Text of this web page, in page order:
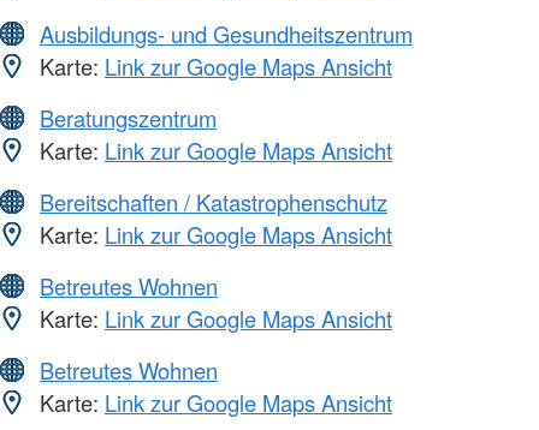
Ausbildungs- und Gesundheitszentrum
Karte: Link zur Google Maps Ansicht
Beratungszentrum
Karte: Link zur Google Maps Ansicht
Bereitschaften / Katastrophenschutz
Karte: Link zur Google Maps Ansicht
Betreutes Wohnen
Karte: Link zur Google Maps Ansicht
Betreutes Wohnen
Karte: Link zur Google Maps Ansicht